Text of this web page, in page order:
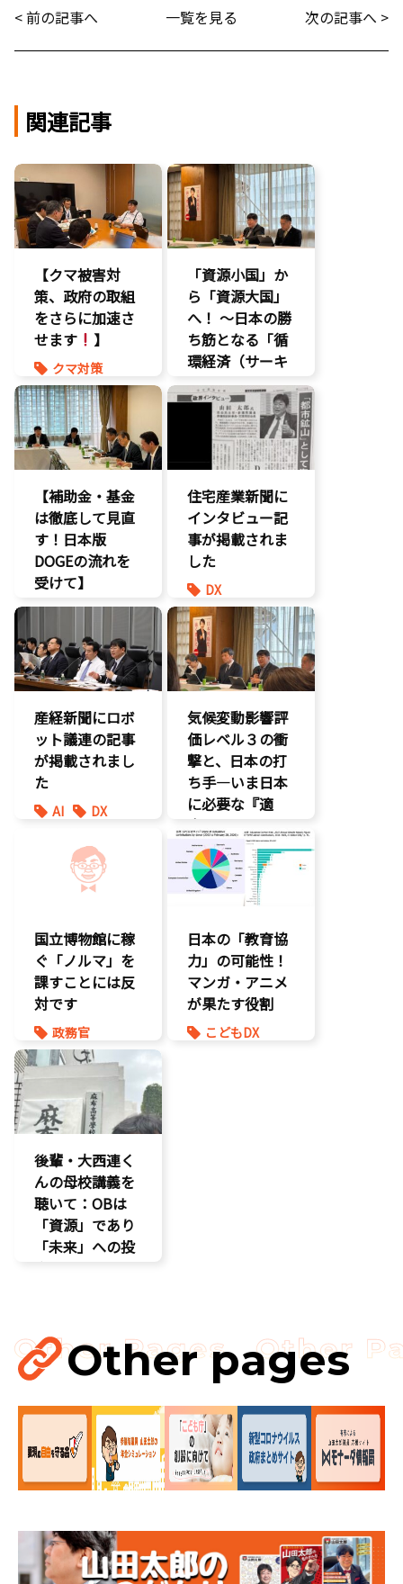
< 前の記事へ 一覧を見る 次の記事へ >
関連記事
【クマ被害対
策、政府の取組
をさらに加速さ
せます
】
クマ対策
ヒグマ対策
環境部会
「資源小国」か
ら「資源大国」
へ！ 〜日本の勝
ち筋となる「循
環経済（サーキ
ュラーエコノミ
ー）」とは？〜
環境部会
【補助金・基金
は徹底して見直
す！日本版
DOGEの流れを
受けて】
環境部会
経済政策
住宅産業新聞に
インタビュー記
事が掲載されま
した
DX
報道記事
環境部会
防災
産経新聞にロボ
ット議連の記事
が掲載されまし
た
AI
DX
製造業
気候変動影響評
価レベル３の衝
撃と、日本の打
ち手―いま日本
に必要な『適
応』とは
環境部会
国立博物館に稼
ぐ「ノルマ」を
課すことには反
対です
政務官
知的財産
日本の「教育協
力」の可能性！
マンガ・アニメ
が果たす役割
こどもDX
後輩・大西連く
んの母校講義を
聴いて：OBは
「資源」であり
「未来」への投
資だ
講演会
Other pages